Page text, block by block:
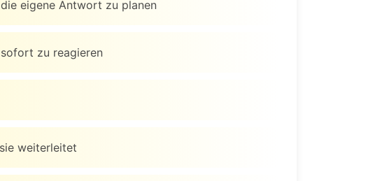
eigene Antwort zu planen
zu reagieren
weiterleitet